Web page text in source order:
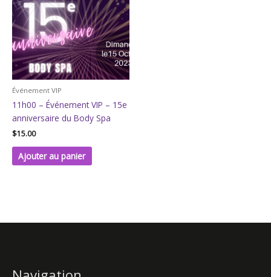
Événement VIP
11h00 – Événement VIP – 15e
anniversaire du Body Spa
$15.00
Ajouter au panier